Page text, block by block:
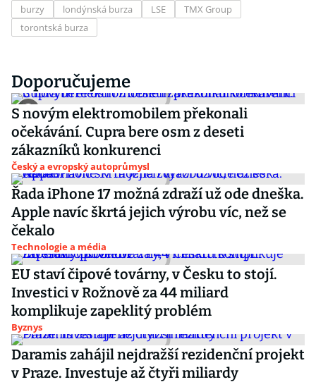
burzy londýnská burza LSE
TMX Group
torontská burza
Doporučujeme
S novým elektromobilem překonali
očekávání. Cupra bere osm z deseti
zákazníků konkurenci
Český a evropský autoprůmysl
Řada iPhone 17 možná zdraží už ode dneška.
Apple navíc škrtá jejich výrobu víc, než se
čekalo
Technologie a média
EU staví čipové továrny, v Česku to stojí.
Investici v Rožnově za 44 miliard
komplikuje zapeklitý problém
Byznys
Daramis zahájil nejdražší rezidenční projekt
v Praze. Investuje až čtyři miliardy